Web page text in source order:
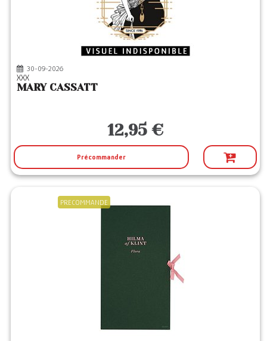
30-09-2026
XXX
MARY CASSATT
12,95 €
Précommander
PRECOMMANDE